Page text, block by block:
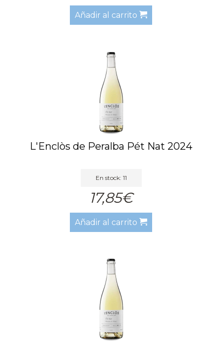
Añadir al carrito
L'Enclòs de Peralba Pét Nat 2024
En stock: 11
17,85€
Añadir al carrito